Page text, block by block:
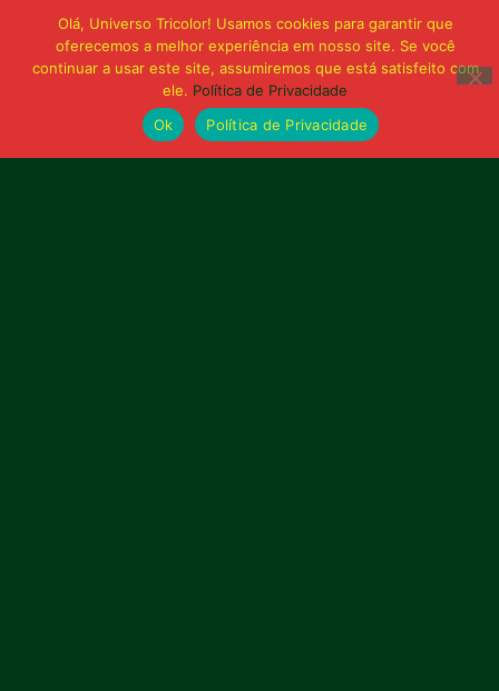
Olá, Universo Tricolor! Usamos cookies para garantir que
oferecemos a melhor experiência em nosso site. Se você
continuar a usar este site, assumiremos que está satisfeito com
ele. Política de Privacidade
Ok
Política de Privacidade